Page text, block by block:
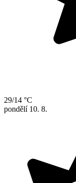
29/14 °C
pondělí 10. 8.